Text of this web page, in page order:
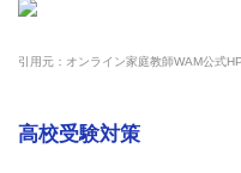
引用元：オンライン家庭教師WAM公式HP
高校受験対策